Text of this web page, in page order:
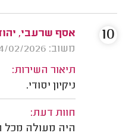
אסף שרעבי,
משוב: 24/02/2026
תיאור השירות:
ניקיון יסודי.
חוות דעת:
היה מעולה מכל
10